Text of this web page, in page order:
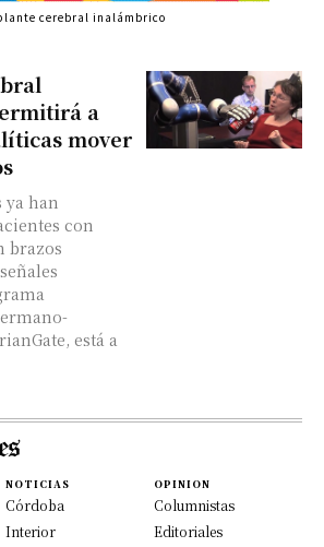
a
mover
ya han
con
brazos
está a
cerebral inalámbrico
NOTICIAS
Córdoba
Interior
OPINION
Columnistas
Editoriales